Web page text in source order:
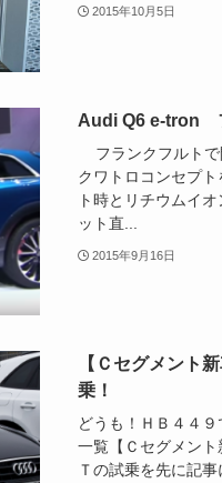
2015年10月5日
Audi Q6 e-tron
フランクフルトで
クワトロコンセプ
ト時とリチウムイ
ット直...
2015年9月16日
【Ｃセグメント
乗！
どうも！ＨＢ４４
一覧【Ｃセグメン
Ｔの試乗を先に記